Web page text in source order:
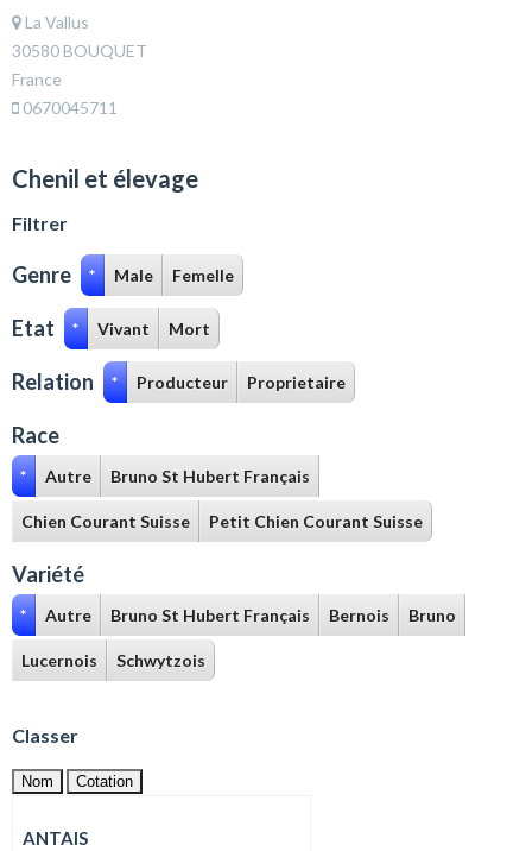
La Vallus
30580 BOUQUET
France
0670045711
Chenil et élevage
Filtrer
Genre * Male Femelle
Etat * Vivant Mort
Relation * Producteur Proprietaire
Race
* Autre Bruno St Hubert Français
Chien Courant Suisse Petit Chien Courant Suisse
Variété
* Autre Bruno St Hubert Français Bernois Bruno
Lucernois Schwytzois
Classer
Nom Cotation
ANTAIS